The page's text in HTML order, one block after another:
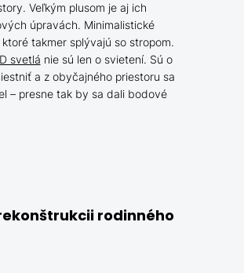
Veľkým plusom je aj ich
úpravách. Minimalistické
takmer splývajú so stropom.
svetlá nie sú len o svietení. Sú o
a z obyčajného priestoru sa
– presne tak by sa dali bodové
rodinného